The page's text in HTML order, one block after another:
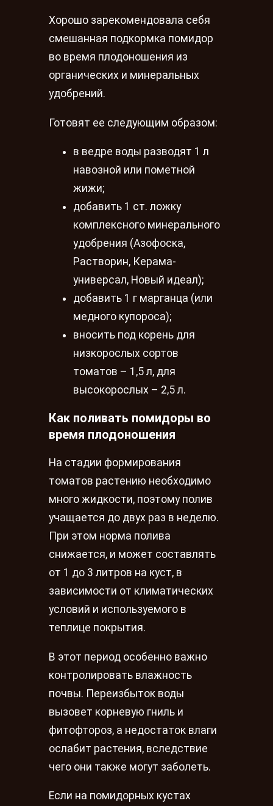
Хорошо зарекомендовала себя
смешанная подкормка помидор
во время плодоношения из
органических и минеральных
удобрений.
Готовят ее следующим образом:
в ведре воды разводят 1 л
навозной или пометной
жижи;
добавить 1 ст. ложку
комплексного минерального
удобрения (Азофоска,
Растворин, Керама-
универсал, Новый идеал);
добавить 1 г марганца (или
медного купороса);
вносить под корень для
низкорослых сортов
томатов – 1,5 л, для
высокорослых – 2,5 л.
Как поливать помидоры во
время плодоношения
На стадии формирования
томатов растению необходимо
много жидкости, поэтому полив
учащается до двух раз в неделю.
При этом норма полива
снижается, и может составлять
от 1 до 3 литров на куст, в
зависимости от климатических
условий и используемого в
теплице покрытия.
В этот период особенно важно
контролировать влажность
почвы. Переизбыток воды
вызовет корневую гниль и
фитофтороз, а недостаток влаги
ослабит растения, вследствие
чего они также могут заболеть.
Если на помидорных кустах